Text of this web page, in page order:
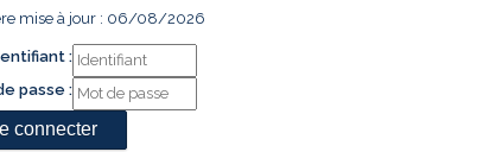
mise à jour : 06/08/2026
:
passe :